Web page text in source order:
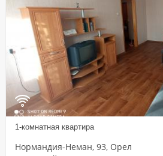
1-комнатная квартира
Нормандия-Неман, 93, Орел